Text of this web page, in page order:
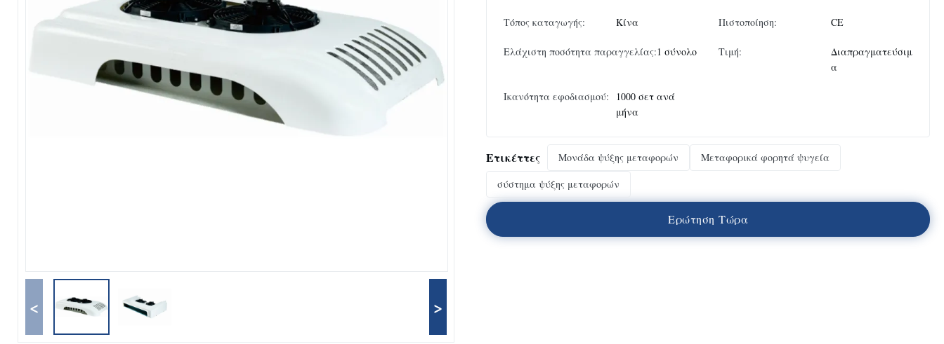
< >
Τόπος καταγωγής: Κίνα Πιστοποίηση: CE
Ελάχιστη ποσότητα παραγγελίας:1 σύνολο Τιμή:
Διαπραγματεύσιμ
α
Ικανότητα εφοδιασμού:
1000 σετ ανά
μήνα
Ετικέττες Μονάδα ψύξης μεταφορών
Μεταφορικά φορητά ψυγεία
σύστημα ψύξης μεταφορών
Ερώτηση Τώρα